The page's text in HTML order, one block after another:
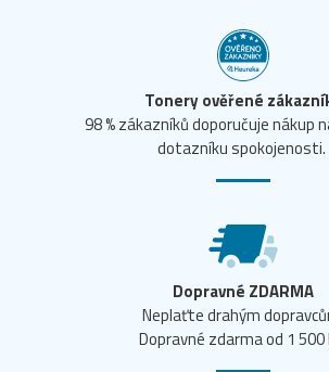
Tonery ověřené
98 % zákazníků doporučuje nákup
dotazníku spokojenosti.
Dopravné ZDARMA
Neplaťte drahým
Dopravné zdarma od 1 500